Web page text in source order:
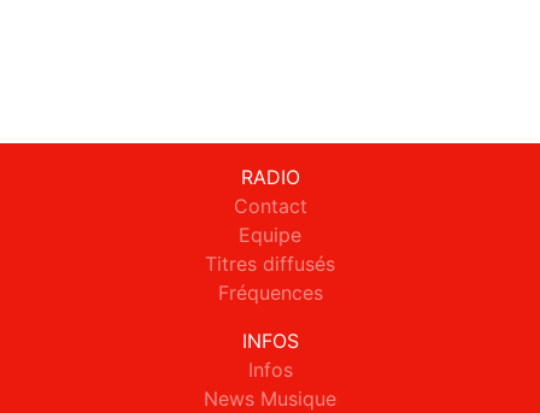
RADIO
Contact
Equipe
Titres diffusés
Fréquences
INFOS
Infos
News Musique